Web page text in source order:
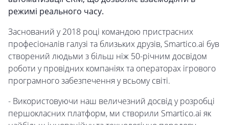
режимі реального часу.
Заснований у 2018 році командою пристрасних
професіоналів галузі та близьких друзів, Smartico.ai був
створений людьми з більш ніж 50-річним досвідом
роботи у провідних компаніях та операторах ігрового
програмного забезпечення у всьому світі.
- Використовуючи наш величезний досвід у розробці
першокласних платформ, ми створили Smartico.ai як